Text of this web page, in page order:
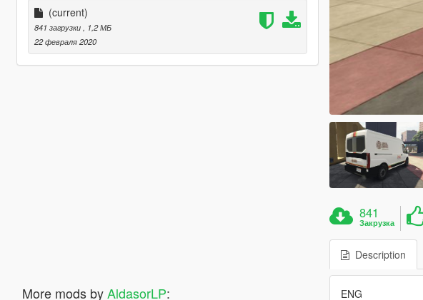
(current)
841 загрузки
, 1,2 МБ
22 февраля 2020
More mods byAldasorLP:
841
Закрузка
Description
ENG